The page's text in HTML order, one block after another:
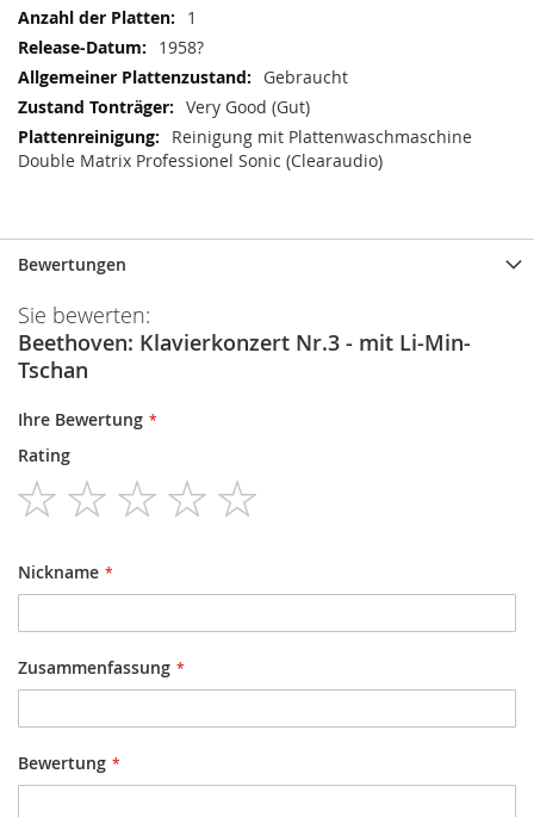
1
1958?
Gebraucht
Very Good (Gut)
Reinigung mit Plattenwaschmaschine
Double Matrix Professionel Sonic (Clearaudio)
Bewertungen
Sie bewerten:
Beethoven: Klavierkonzert Nr.3 - mit Li-Min-
Tschan
Ihre Bewertung
Rating
1
star
2
stars
3
stars
4
stars
Nickname
Zusammenfassung
Bewertung